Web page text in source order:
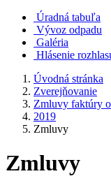
Úradná tabuľa
Vývoz odpadu
Galéria
Hlásenie
Úvodná stránka
Zverejňovanie
Zmluvy faktúry
2019
Zmluvy
Zmluvy